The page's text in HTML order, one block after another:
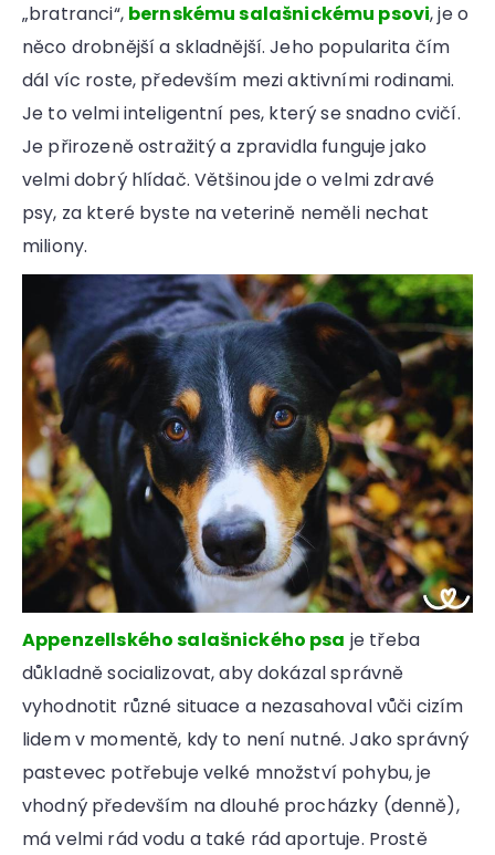
„bratranci“, bernskému salašnickému psovi, je o
něco drobnější a skladnější. Jeho popularita čím
dál víc roste, především mezi aktivními rodinami.
Je to velmi inteligentní pes, který se snadno cvičí.
Je přirozeně ostražitý a zpravidla funguje jako
velmi dobrý hlídač. Většinou jde o velmi zdravé
psy, za které byste na veterině neměli nechat
miliony.
Appenzellského salašnického psa je třeba
důkladně socializovat, aby dokázal správně
vyhodnotit různé situace a nezasahoval vůči cizím
lidem v momentě, kdy to není nutné. Jako správný
pastevec potřebuje velké množství pohybu, je
vhodný především na dlouhé procházky (denně),
má velmi rád vodu a také rád aportuje. Prostě